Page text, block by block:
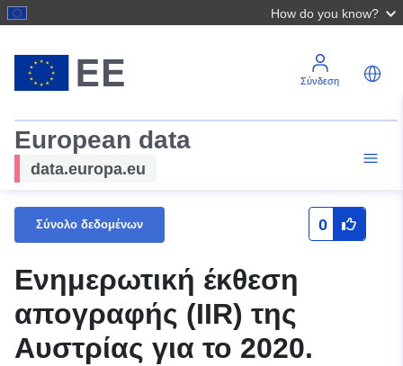
How do you know?
Σύνδεση
European data
data.europa.eu
Σύνολο δεδομένων 0
Ενημερωτική έκθεση
απογραφής (IIR) της
Αυστρίας για το 2020.